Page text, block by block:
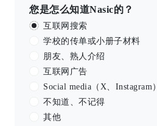
您是怎么知道Nasic的？
互联网搜索
学校的传单或小册子材料
朋友、熟人介绍
互联网广告
Social media（X、Instagram）
不知道、不记得
其他